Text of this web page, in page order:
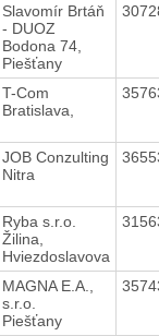
Slavomír Brtáň
- DUOZ
Bodona 74,
Piešťany
T-Com
Bratislava,
JOB Conzulting
Nitra
Ryba s.r.o.
Žilina,
Hviezdoslavova
MAGNA E.A.,
s.r.o.
Piešťany